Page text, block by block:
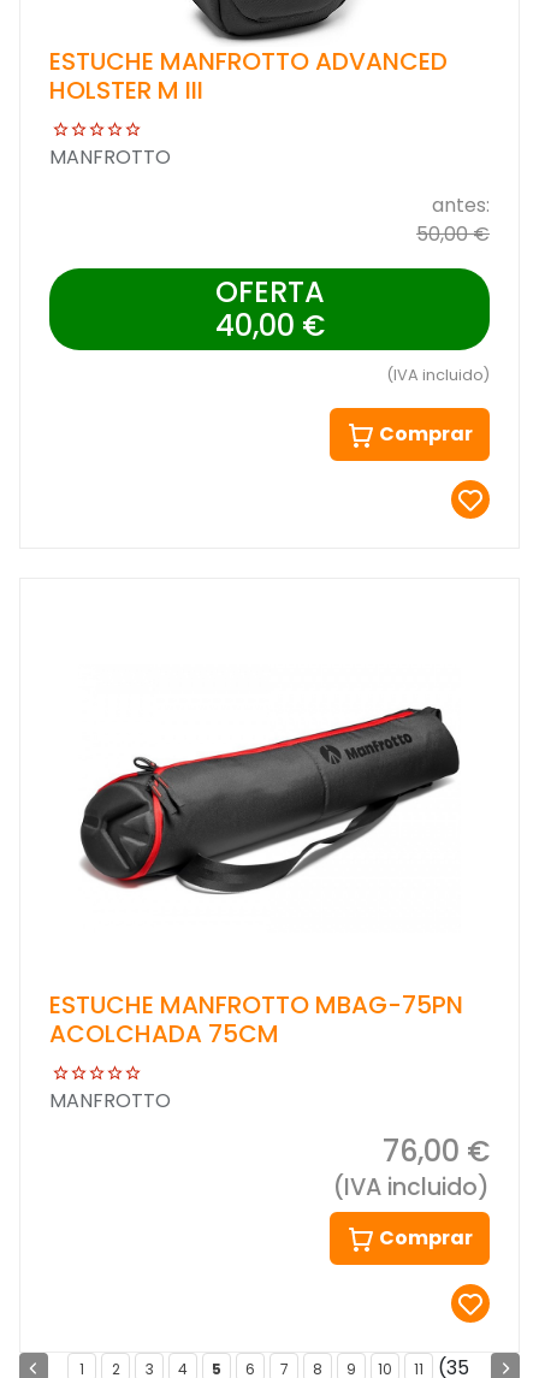
ESTUCHE MANFROTTO ADVANCED
HOLSTER M III
MANFROTTO
antes:
50,00 €
OFERTA
40,00 €
(IVA incluido)
Comprar
ESTUCHE MANFROTTO MBAG-75PN
ACOLCHADA 75CM
MANFROTTO
76,00 €
(IVA incluido)
Comprar
1 2 3 4 5 6 7 8 9 10 11 (35